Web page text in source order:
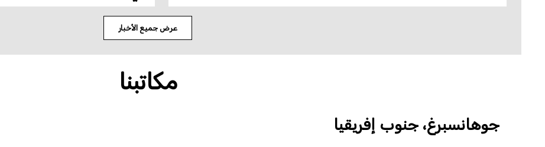
عرض جميع الأخبار
مكاتبنا
جوهانسبرغ، جنوب إفريقيا